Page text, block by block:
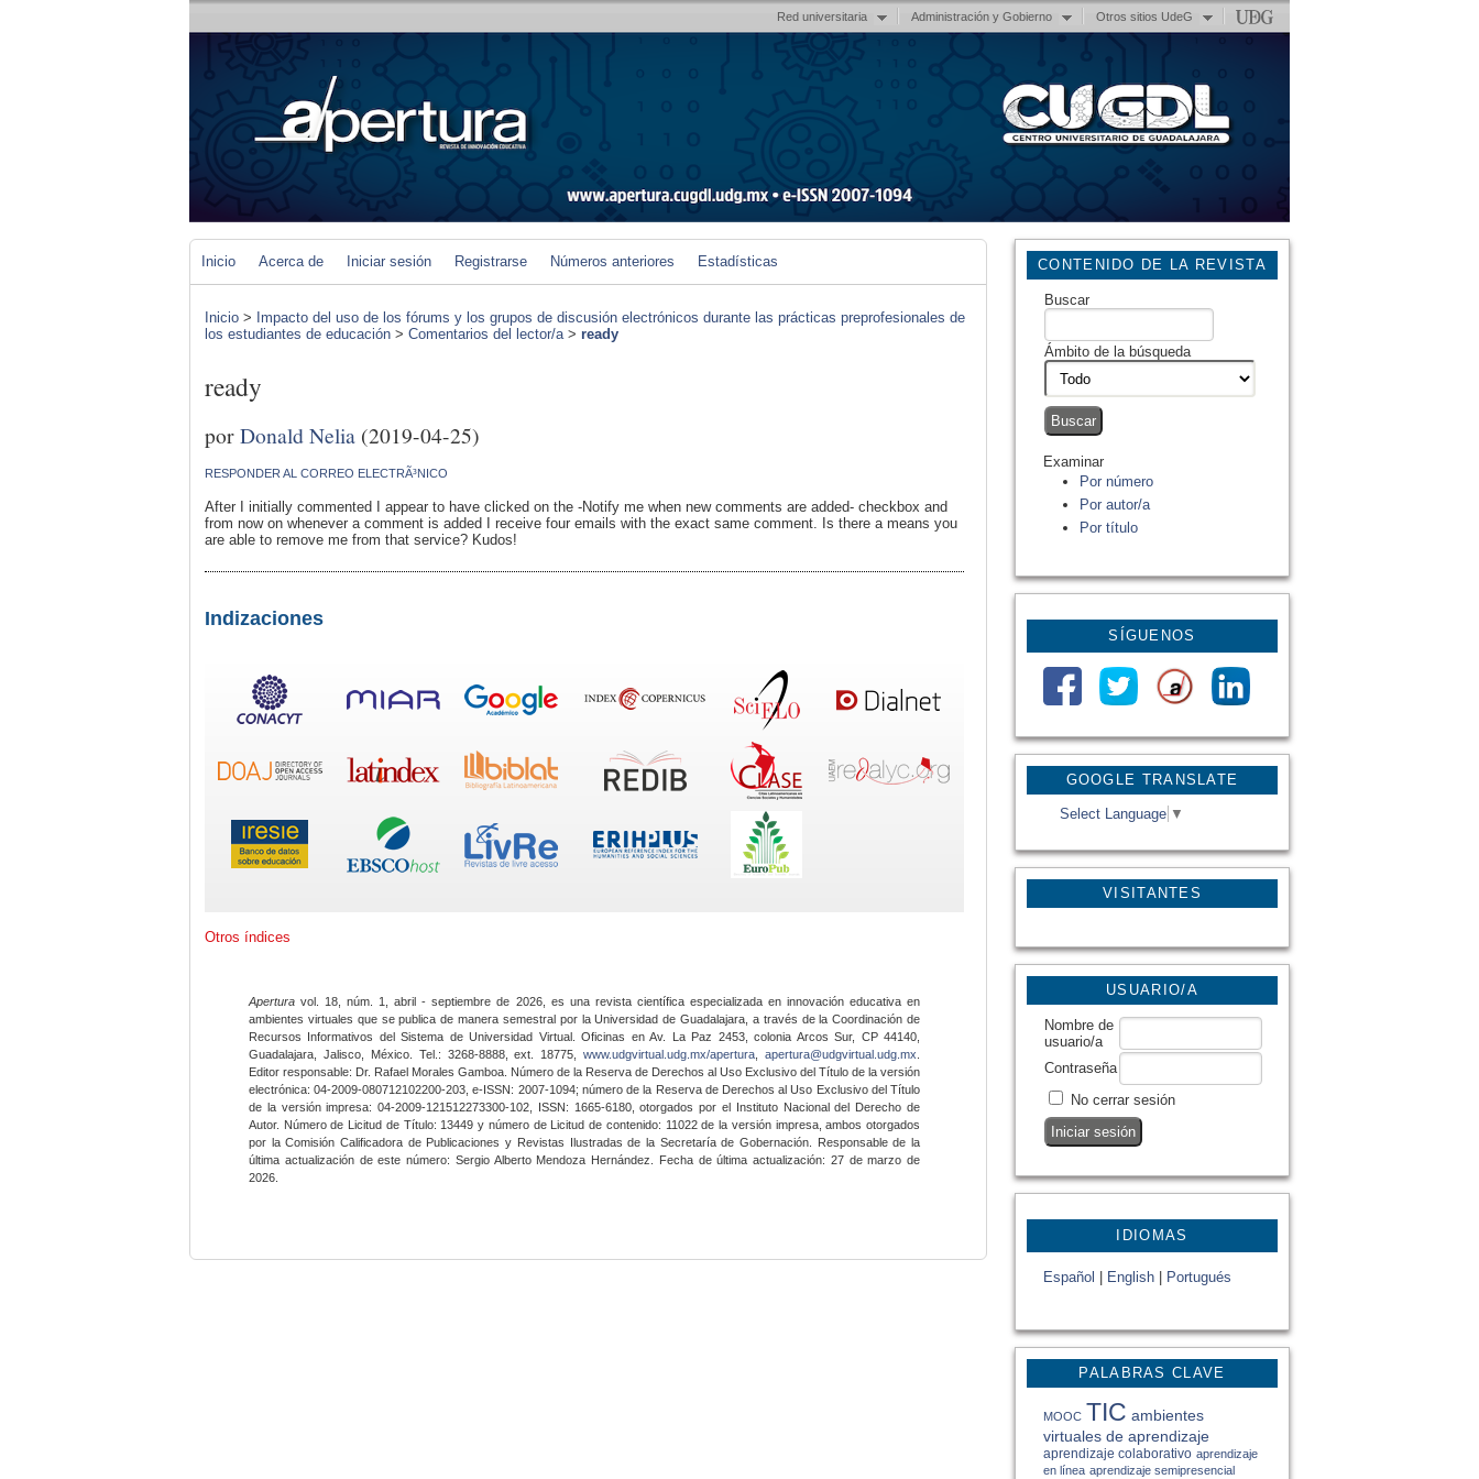
Red universitaria Administración y Gobierno Otros sitios UdeG
GOOGLE TRANSLATE
Select Language ▼
VISITANTES
CONTENIDO DE LA REVISTA
Buscar
Ámbito de la búsqueda
Examinar
Por número
Por autor/a
Por título
SÍGUENOS
USUARIO/A
Nombre de
usuario/a
Contraseña
No cerrar sesión
IDIOMAS
Español English Portugués
PALABRAS CLAVE
MOOC TIC ambientes
virtuales de aprendizaje
aprendizaje colaborativo aprendizaje
en línea aprendizaje semipresencial
Inicio Acerca de Iniciar sesión Registrarse Números anteriores Estadísticas
Inicio > Impacto del uso de los fórums y los grupos de discusión electrónicos durante las prácticas preprofesionales de
los estudiantes de educación > Comentarios del lector/a> ready
ready
porDonald Nelia (2019-04-25)
RESPONDER AL CORREO ELECTRÃ³NICO
After I initially commented I appear to have clicked on the -Notify me when new comments are added- checkbox and
from now on whenever a comment is added I receive four emails with the exact same comment. Is there a means you
are able to remove me from that service? Kudos!
Indizaciones
Otros índices
Apertura vol. 18, núm. 1, abril - septiembre de 2026, es una revista científica especializada en innovación educativa en
ambientes virtuales que se publica de manera semestral por la Universidad de Guadalajara, a través de la Coordinación de
Recursos Informativos del Sistema de Universidad Virtual. Oficinas en Av. La Paz 2453, colonia Arcos Sur, CP 44140,
Guadalajara, Jalisco, México. Tel.: 3268-8888, ext. 18775,www.udgvirtual.udg.mx/apertura apertura@udgvirtual.udg.mx
Editor responsable: Dr. Rafael Morales Gamboa. Número de la Reserva de Derechos al Uso Exclusivo del Título de la versión
electrónica: 04-2009-080712102200-203, e-ISSN: 2007-1094; número de la Reserva de Derechos al Uso Exclusivo del Título
de la versión impresa: 04-2009-121512273300-102, ISSN: 1665-6180, otorgados por el Instituto Nacional del Derecho de
Autor. Número de Licitud de Título: 13449 y número de Licitud de contenido: 11022 de la versión impresa, ambos otorgados
por la Comisión Calificadora de Publicaciones y Revistas Ilustradas de la Secretaría de Gobernación. Responsable de la
última actualización de este número: Sergio Alberto Mendoza Hernández. Fecha de última actualización: 27 de marzo de
2026.